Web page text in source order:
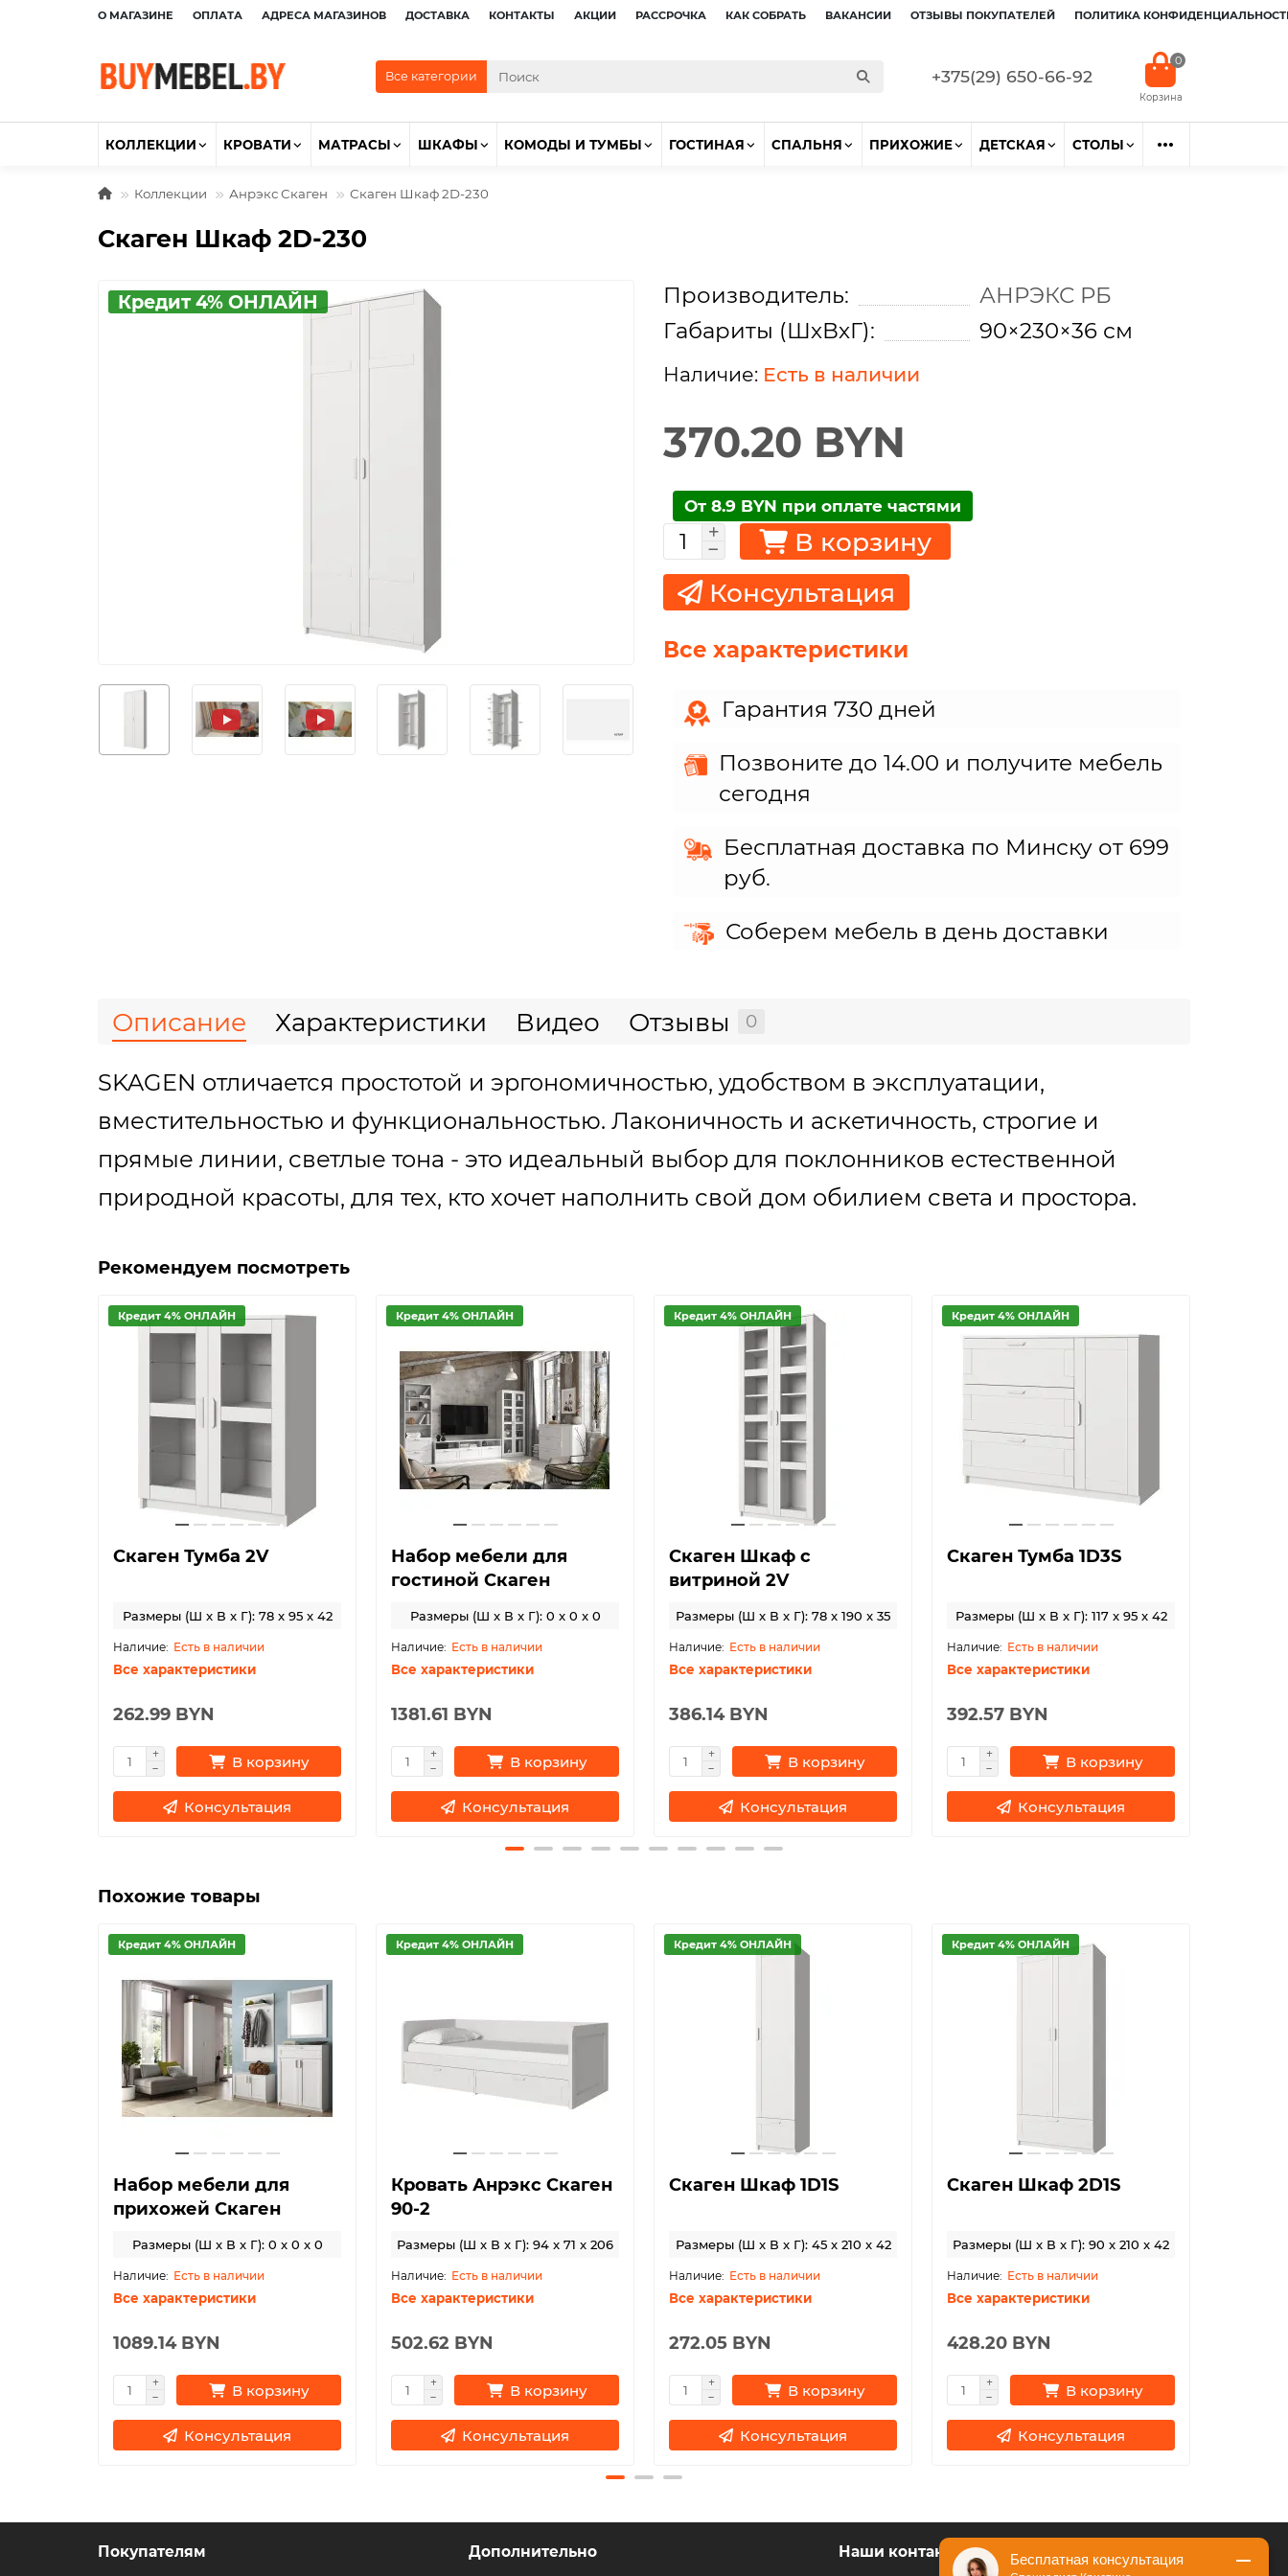
О МАГАЗИНЕ ОПЛАТА АДРЕСА МАГАЗИНОВ ДОСТАВКА КОНТАКТЫ АКЦИИ РАССРОЧКА КАК СОБРАТЬ ВАКАНСИИ ОТЗЫВЫ ПОКУПАТЕЛЕЙ ПОЛИТИКА
Все категории +375(29) 650-66-92
0
КОЛЛЕКЦИИ КРОВАТИ МАТРАСЫ ШКАФЫ КОМОДЫ И ТУМБЫ ГОСТИНАЯ СПАЛЬНЯ ПРИХОЖИЕ ДЕТСКАЯ СТОЛЫ
Коллекции Анрэкс Скаген Скаген Шкаф 2D-230
Скаген Шкаф 2D-230
Кредит 4% ОНЛАЙН Производитель:
АНРЭКС РБ
Габариты (ШхВхГ):
90×230×36 см
Есть в наличии
370.20 BYN
От 8.9 BYN при оплате частями
В корзину
Консультация
Все характеристики
Гарантия 730 дней
Позвоните до 14.00 и получите мебель
сегодня
Бесплатная доставка по Минску от 699
руб.
Соберем мебель в день доставки
Описание Характеристики Видео Отзывы 0
SKAGEN отличается простотой и эргономичностью, удобством в эксплуатации,
вместительностью и функциональностью. Лаконичность и аскетичность, строгие и
прямые линии, светлые тона - это идеальный выбор для поклонников естественной
природной красоты, для тех, кто хочет наполнить свой дом обилием света и простора.
Рекомендуем посмотреть
Кредит 4% ОНЛАЙН
Скаген Тумба 2V
Размеры (Ш x В x Г): 78 x 95 x 42
Есть в наличии
Все характеристики
262.99 BYN
В корзину
Консультация
Кредит 4% ОНЛАЙН
Набор мебели для
гостиной Скаген
Размеры (Ш x В x Г): 0 x 0 x 0
Есть в наличии
Все характеристики
1381.61 BYN
В корзину
Консультация
Кредит 4% ОНЛАЙН
Скаген Шкаф с
витриной 2V
Размеры (Ш x В x Г): 78 x 190 x 35
Есть в наличии
Все характеристики
386.14 BYN
В корзину
Консультация
Кредит 4% ОНЛАЙН
Скаген Тумба 1D3S
Размеры (Ш x В x Г): 117 x 95 x 42
Есть в наличии
Все характеристики
392.57 BYN
В корзину
Консультация
Похожие товары
Кредит 4% ОНЛАЙН
Набор мебели для
прихожей Скаген
Размеры (Ш x В x Г): 0 x 0 x 0
Есть в наличии
Все характеристики
1089.14 BYN
В корзину
Консультация
Кредит 4% ОНЛАЙН
Кровать Анрэкс Скаген
90-2
Размеры (Ш x В x Г): 94 x 71 x 206
Есть в наличии
Все характеристики
502.62 BYN
В корзину
Консультация
Кредит 4% ОНЛАЙН
Скаген Шкаф 1D1S
Размеры (Ш x В x Г): 45 x 210 x 42
Есть в наличии
Все характеристики
272.05 BYN
В корзину
Консультация
Кредит 4% ОНЛАЙН
Скаген Шкаф 2D1S
Размеры (Ш x В x Г): 90 x 210 x 42
Есть в наличии
Все характеристики
428.20 BYN
В корзину
Консультация
Покупателям Дополнительно Наши контакты Бесплатная консультация